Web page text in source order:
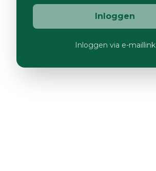
Inloggen
Inloggen via e-maillink